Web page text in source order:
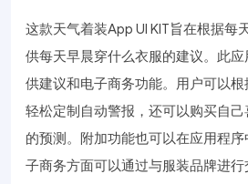
这款天气着装App UI KIT旨在根据每
供每天早晨穿什么衣服的建议。此
供建议和电子商务功能。用户可以
轻松定制自动警报，还可以购买自
的预测。附加功能也可以在应用程
子商务方面可以通过与服装品牌进